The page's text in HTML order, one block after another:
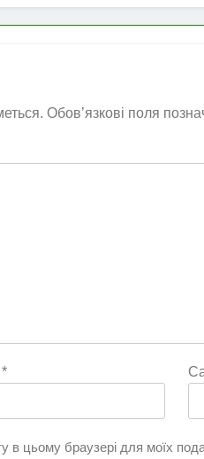
Обов’язкові поля
*
в цьому браузері для моїх